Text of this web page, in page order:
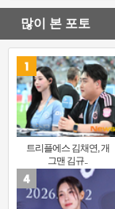
많이 본 포토
트리플에스 김채연, 개
그맨 김규..